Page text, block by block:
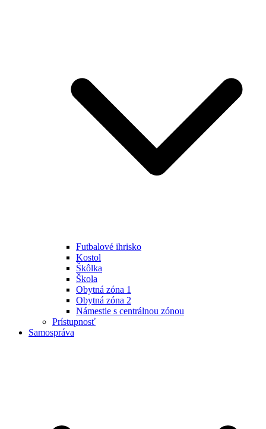
Futbalové ihrisko
Kostol
Škôlka
Škola
Obytná zóna 1
Obytná zóna 2
Námestie s centrálnou zónou
Prístupnosť
Samospráva